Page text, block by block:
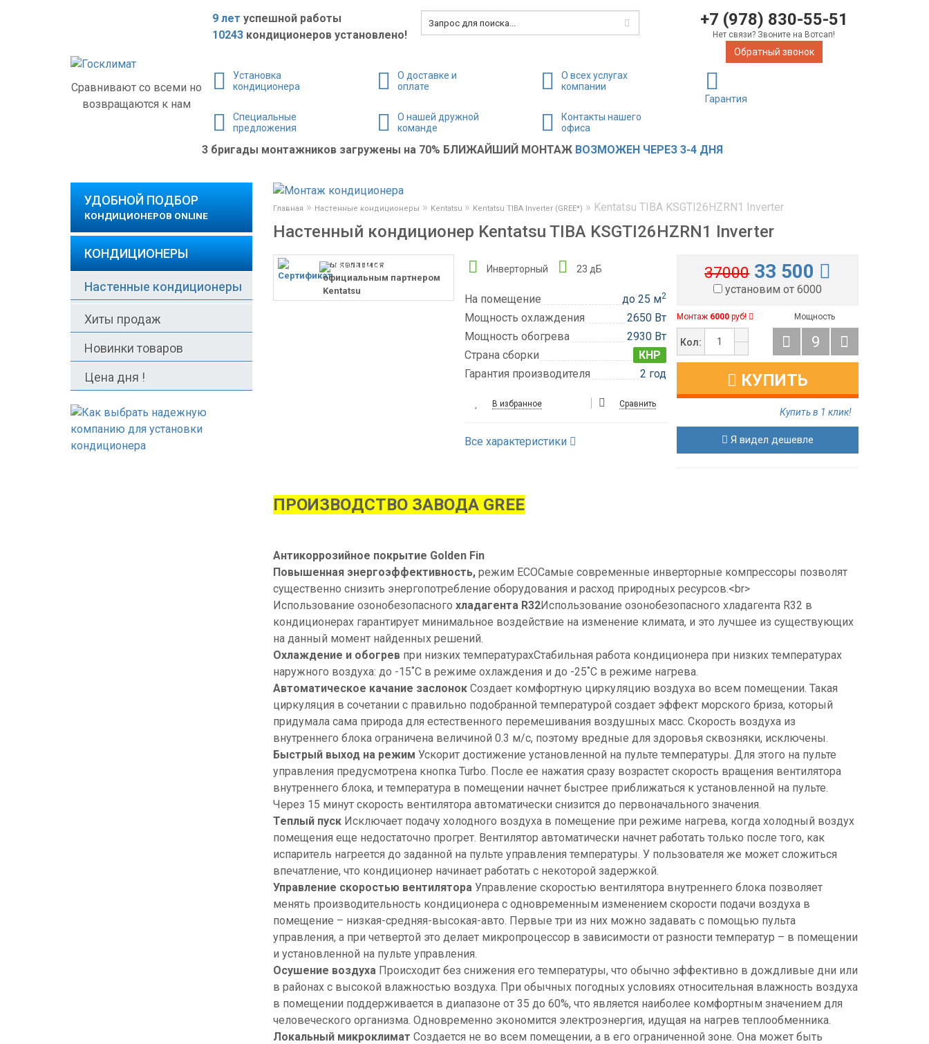
Сравнивают со всеми но
возвращаются к нам
9 лет успешной работы
10243 кондиционеров установлено!
+7 (978) 830-55-51
Нет связи? Звоните на Вотсап!
Обратный звонок
Установка
кондиционера
О доставке и
оплате
О всех услугах
компании
Гарантия
Специальные
предложения
О нашей дружной
команде
Контакты нашего
офиса
3 бригады монтажников загружены на 70% БЛИЖАЙШИЙ МОНТАЖ ВОЗМОЖЕН ЧЕРЕЗ 3-4 ДНЯ
УДОБНОЙ ПОДБОР
КОНДИЦИОНЕРОВ ONLINE
КОНДИЦИОНЕРЫ
Настенные кондиционеры
Хиты продаж
Новинки товаров
Цена дня !
Главная » Настенные кондиционеры » Kentatsu » Kentatsu TIBA Inverter (GREE*) » Kentatsu TIBA KSGTI26HZRN1 Inverter
Настенный кондиционер Kentatsu TIBA KSGTI26HZRN1 Inverter
мы являемся
официальным партнером
Kentatsu
Инверторный 23 дБ
На помещение до 25 м2
Мощность охлаждения
2650 Вт
Мощность обогрева
2930 Вт
Страна сборки
КНР
Гарантия производителя
2 год
В избранное Сравнить
Все характеристики
37000 33 500
установим от 6000
Монтаж 6000 руб!
Кол:
Мощность
9
КУПИТЬ
Купить в 1 клик!
Я видел дешевле
ПРОИЗВОДСТВО ЗАВОДА GREE
Антикоррозийное покрытие Golden Fin
Повышенная энергоэффективность,режим ECOСамые современные инверторные компрессоры позволят
существенно снизить энергопотребление оборудования и расход природных ресурсов.<br>
Использование озонобезопасного хладагента R32Использование озонобезопасного хладагента R32 в
кондиционерах гарантирует минимальное воздействие на изменение климата, и это лучшее из существующих
на данный момент найденных решений.
Охлаждение и обогревпри низких температурахСтабильная работа кондиционера при низких температурах
наружного воздуха: до -15˚С в режиме охлаждения и до -25˚С в режиме нагрева.
Автоматическое качание заслонок Создает комфортную циркуляцию воздуха во всем помещении. Такая
циркуляция в сочетании с правильно подобранной температурой создает эффект морского бриза, который
придумала сама природа для естественного перемешивания воздушных масс. Скорость воздуха из
внутреннего блока ограничена величиной 0.3 м/с, поэтому вредные для здоровья сквозняки, исключены.
Быстрый выход на режим Ускорит достижение установленной на пульте температуры. Для этого на пульте
управления предусмотрена кнопка Turbo. После ее нажатия сразу возрастет скорость вращения вентилятора
внутреннего блока, и температура в помещении начнет быстрее приближаться к установленной на пульте.
Через 15 минут скорость вентилятора автоматически снизится до первоначального значения.
Теплый пуск Исключает подачу холодного воздуха в помещение при режиме нагрева, когда холодный воздух
помещения еще недостаточно прогрет. Вентилятор автоматически начнет работать только после того, как
испаритель нагреется до заданной на пульте управления температуры. У пользователя же может сложиться
впечатление, что кондиционер начинает работать с некоторой задержкой.
Управление скоростью вентилятора Управление скоростью вентилятора внутреннего блока позволяет
менять производительность кондиционера с одновременным изменением скорости подачи воздуха в
помещение – низкая-средняя-высокая-авто. Первые три из них можно задавать с помощью пульта
управления, а при четвертой это делает микропроцессор в зависимости от разности температур – в помещении
и установленной на пульте управления.
Осушение воздуха Происходит без снижения его температуры, что обычно эффективно в дождливые дни или
в районах с высокой влажностью воздуха. При обычных погодных условиях относительная влажность воздуха
в помещении поддерживается в диапазоне от 35 до 60%, что является наиболее комфортным значением для
человеческого организма. Одновременно экономится электроэнергия, идущая на нагрев теплообменника.
Локальный микроклимат Создается не во всем помещении, а в его ограниченной зоне. Она может быть